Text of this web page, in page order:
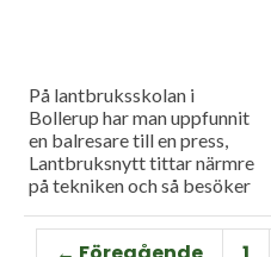
På lantbruksskolan i
Bollerup har man uppfunnit
en balresare till en press,
Lantbruksnytt tittar närmre
på tekniken och så besöker
för att ta reda på om...